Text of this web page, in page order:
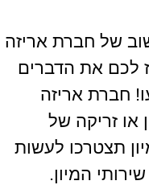
של חברת אריזה
לכם את הדברים
! חברת אריזה
או זריקה של
תצטרכו לעשות
המיון.